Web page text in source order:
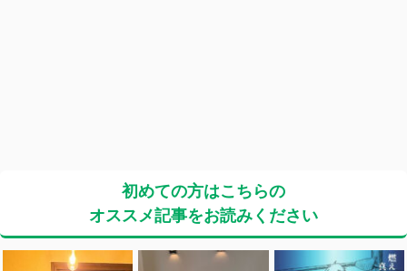
初めての方はこちらの
オススメ記事をお読みください